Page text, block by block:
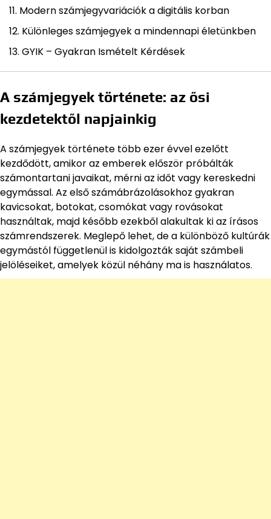
Modern számjegyvariációk a digitális korban
Különleges számjegyek a mindennapi életünkben
GYIK – Gyakran Ismételt Kérdések
A számjegyek története: az ősi
kezdetektől napjainkig
A számjegyek története több ezer évvel ezelőtt
kezdődött, amikor az emberek először próbálták
számontartani javaikat, mérni az időt vagy kereskedni
egymással. Az első számábrázolásokhoz gyakran
kavicsokat, botokat, csomókat vagy rovásokat
használtak, majd később ezekből alakultak ki az írásos
számrendszerek. Meglepő lehet, de a különböző kultúrák
egymástól függetlenül is kidolgozták saját számbeli
jelöléseiket, amelyek közül néhány ma is használatos.